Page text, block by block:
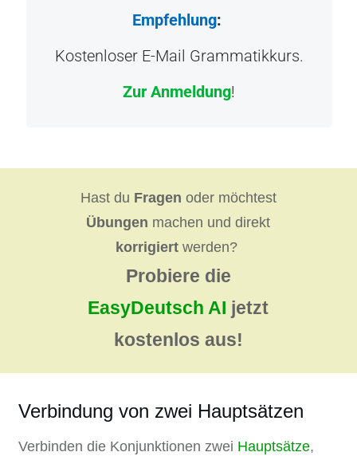
Empfehlung:
Kostenloser E-Mail Grammatikkurs.
Zur Anmeldung!
Hast du Fragen oder möchtest
Übungen machen und direkt
korrigiert werden?
Probiere die
EasyDeutsch AI jetzt
kostenlos aus!
Verbindung von zwei Hauptsätzen
Verbinden die Konjunktionen zwei Hauptsätze,